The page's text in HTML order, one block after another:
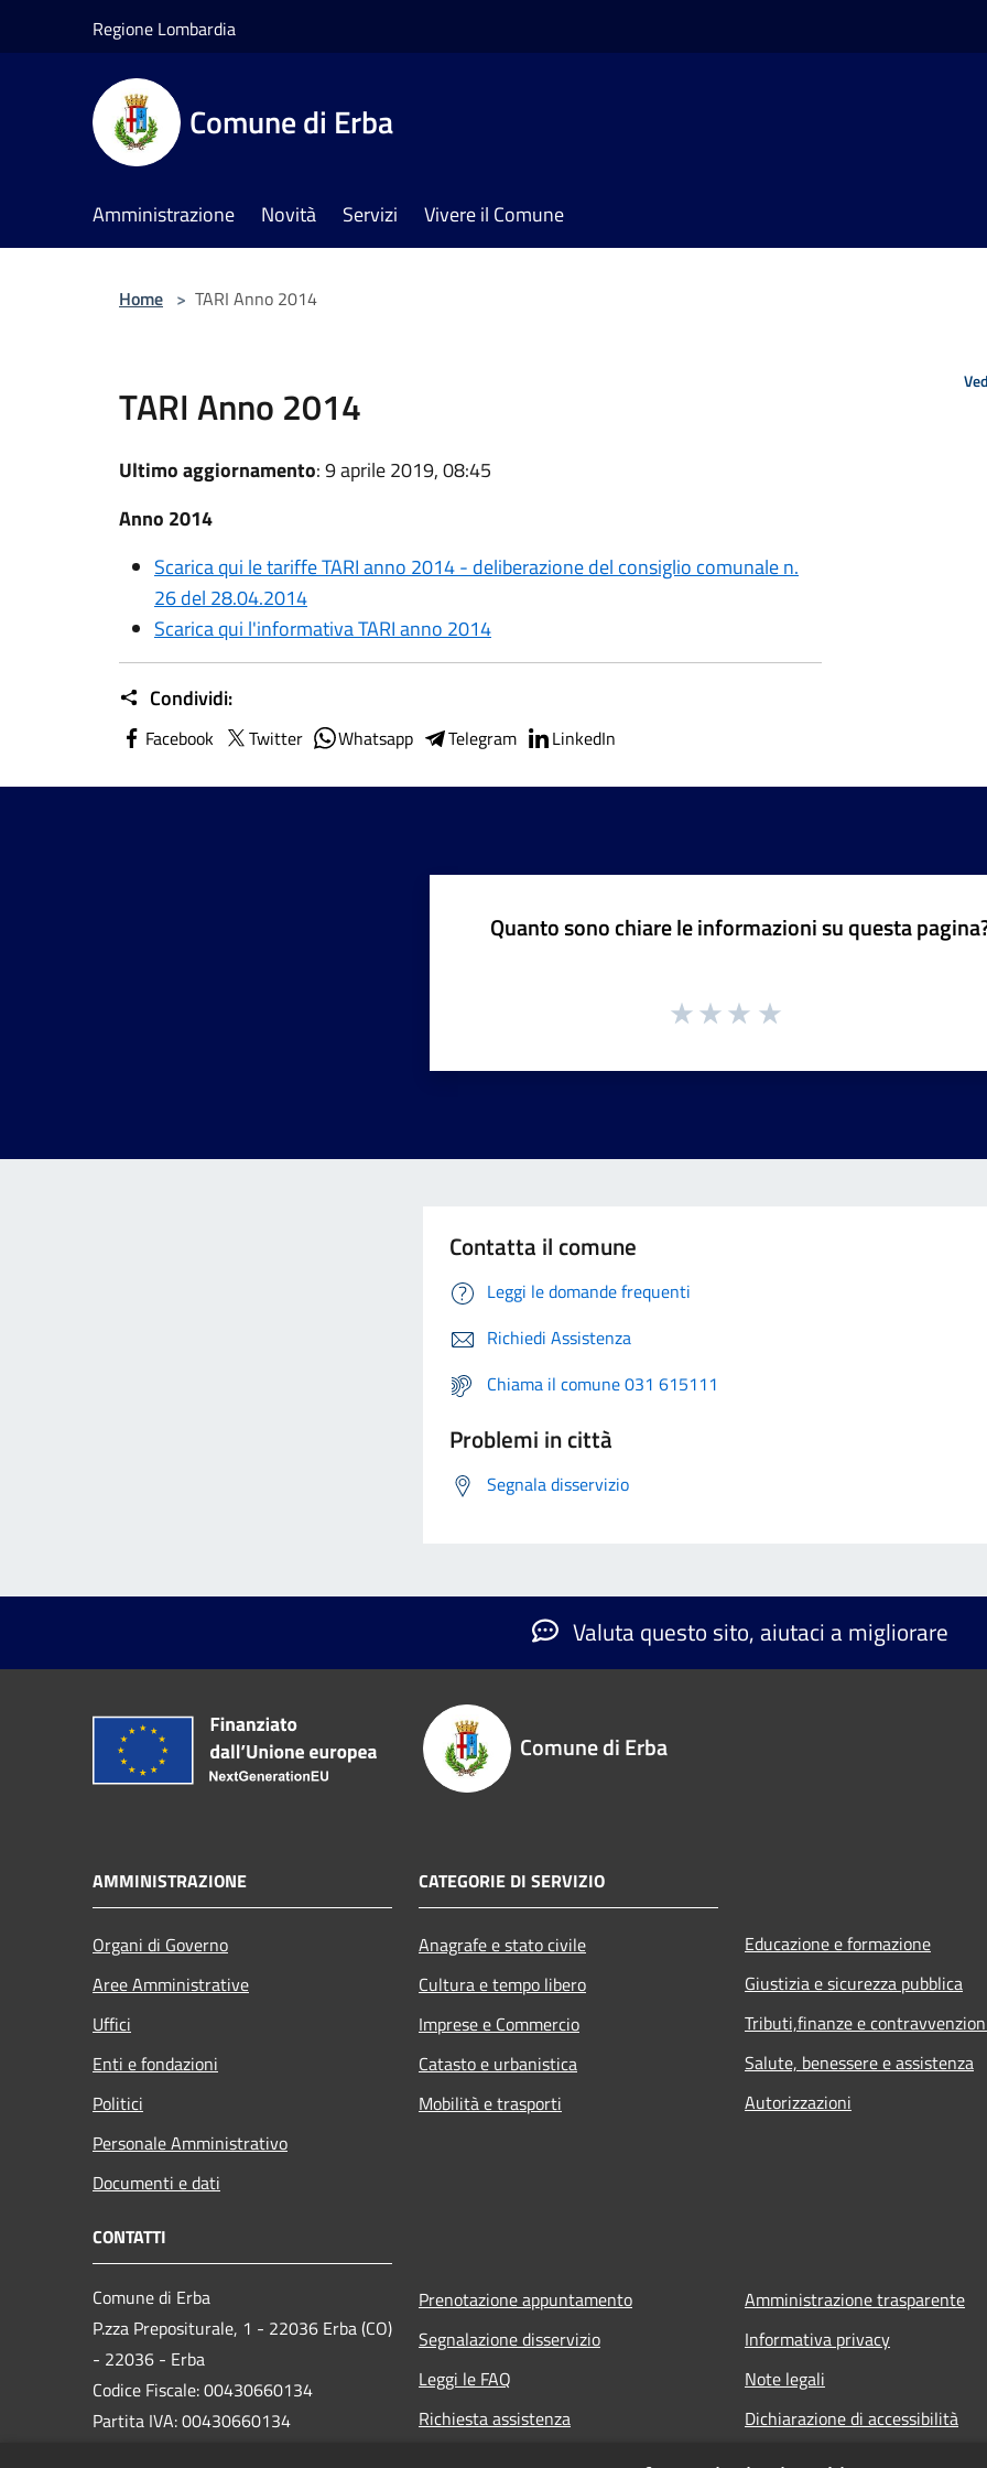
Regione Lombardia
Comune di Erba
Amministrazione Novità Servizi Vivere il Comune
Home > TARI Anno 2014
TARI Anno 2014
Ultimo aggiornamento: 9 aprile 2019, 08:45
Anno 2014
Scarica qui le tariffe TARI anno 2014 - deliberazione del consiglio comunale n.
26 del 28.04.2014
Scarica qui l'informativa TARI anno 2014
Condividi:
Facebook Twitter Whatsapp Telegram LinkedIn
Quanto sono chiare le informazioni su questa
Contatta il comune
Leggi le domande frequenti
Richiedi Assistenza
Chiama il comune 031 615111
Problemi in città
Segnala disservizio
Valuta questo sito, aiutaci a migliorare
Comune di Erba
AMMINISTRAZIONE
Organi di Governo
Aree Amministrative
Uffici
Enti e fondazioni
Politici
Personale Amministrativo
Documenti e dati
CATEGORIE DI SERVIZIO
Anagrafe e stato civile
Cultura e tempo libero
Imprese e Commercio
Catasto e urbanistica
Mobilità e trasporti
Educazione e formazione
Giustizia e sicurezza pubblica
Tributi,finanze e
Salute, benessere e assistenza
Autorizzazioni
CONTATTI
Comune di Erba
P.zza Prepositurale, 1 - 22036 Erba (CO)
- 22036 - Erba
Codice Fiscale: 00430660134
Partita IVA: 00430660134
Prenotazione appuntamento
Segnalazione disservizio
Leggi le FAQ
Richiesta assistenza
Amministrazione trasparente
Informativa privacy
Note legali
Dichiarazione di accessibilità